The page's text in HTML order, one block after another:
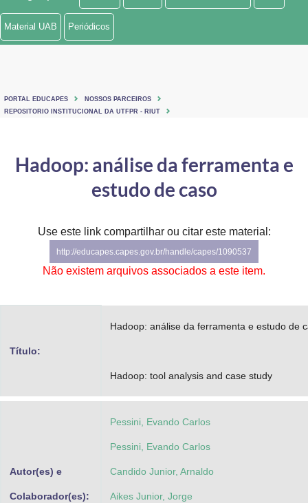
Ministério de Minas e Energia
Ministério do Turismo
Controladoria-Geral da União
Secretaria-Geral
Banco Central do Brasil
Material UAB Periódicos
PORTAL EDUCAPES
NOSSOS PARCEIROS
REPOSITORIO INSTITUCIONAL DA UTFPR - RIUT
Hadoop: análise da ferramenta e
estudo de caso
Use este link compartilhar ou citar este material:
http://educapes.capes.gov.br/handle/capes/1090537
Não existem arquivos associados a este item.
Título:
Hadoop: análise da ferramenta e estudo de
Hadoop: tool analysis and case study
Autor(es) e
Colaborador(es):
Pessini, Evando Carlos
Pessini, Evando Carlos
Candido Junior, Arnaldo
Aikes Junior, Jorge